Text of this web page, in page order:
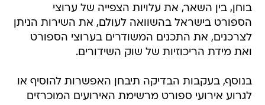
בוחן, בין השאר, את עלויות הצפייה של ערוצי
הספורט בישראל בהשוואה לעולם, את השירות הניתן
לצרכנים, את התכנים המשודרים בערוצי הספורט
ואת מידת הריכוזיות של שוק השידורים.
בנוסף, בעקבות הבדיקה תיבחן האפשרות להוסיף או
לגרוע אירועי ספורט מרשימת האירועים המוכרזים